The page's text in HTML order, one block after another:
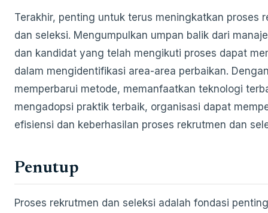
Terakhir, penting untuk terus meningkatkan proses
dan seleksi. Mengumpulkan umpan balik dari
dan kandidat yang telah mengikuti proses dapat
dalam mengidentifikasi area-area perbaikan.
memperbarui metode, memanfaatkan teknologi
mengadopsi praktik terbaik, organisasi dapat
efisiensi dan keberhasilan proses rekrutmen dan
Penutup
Proses rekrutmen dan seleksi adalah fondasi